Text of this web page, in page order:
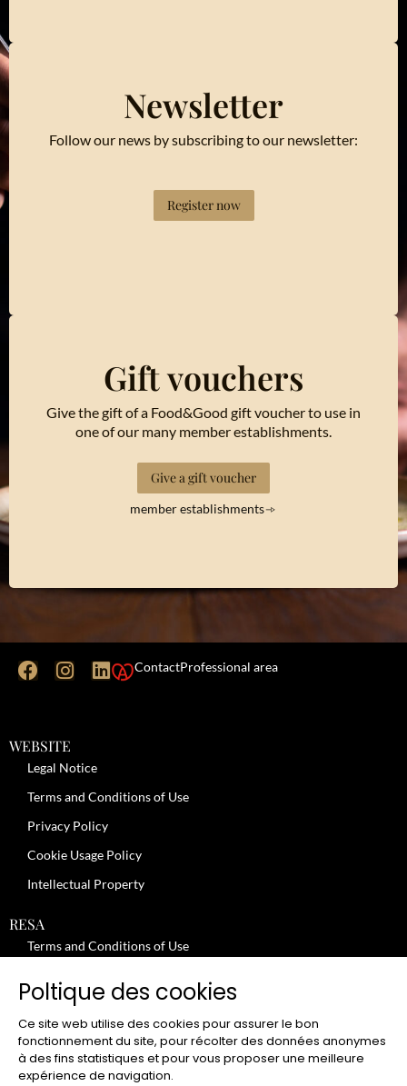
Newsletter
Follow our news by subscribing to our newsletter:
Register now
Gift vouchers
Give the gift of a Food&Good gift voucher to use in
one of our many member establishments.
Give a gift voucher
member establishments
ContactProfessional area
WEBSITE
Legal Notice
Terms and Conditions of Use
Privacy Policy
Cookie Usage Policy
Intellectual Property
RESA
Terms and Conditions of Use
Review moderation policy
General Terms and Conditions for the Provision of Services
Terms and Conditions of Sale
Poltique des cookies
Ce site web utilise des cookies pour assurer le bon
fonctionnement du site, pour récolter des données anonymes
à des fins statistiques et pour vous proposer une meilleure
expérience de navigation.